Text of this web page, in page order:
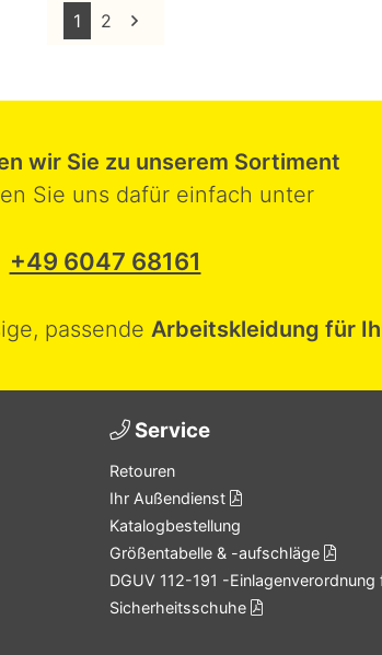
1 2
wir Sie zu unserem Sortiment
Sie uns dafür einfach unter
+49 6047 68161
passende Arbeitskleidung für
Service
Retouren
Ihr Außendienst
Katalogbestellung
Größentabelle & -aufschläge
DGUV 112-191 -Einlagenverordnung
Sicherheitsschuhe